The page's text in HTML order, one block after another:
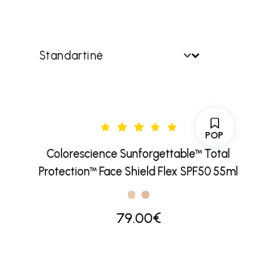
POP
Colorescience Sunforgettable™ Total
Protection™ Face Shield Flex SPF50 55ml
79.00€